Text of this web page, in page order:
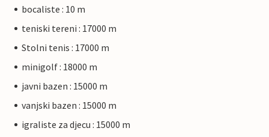
bocaliste : 10 m
teniski tereni : 17000 m
Stolni tenis : 17000 m
minigolf : 18000 m
javni bazen : 15000 m
vanjski bazen : 15000 m
igraliste za djecu : 15000 m